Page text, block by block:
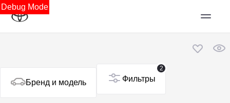
Debug Mode
Бренд и модель
2
Фильтры